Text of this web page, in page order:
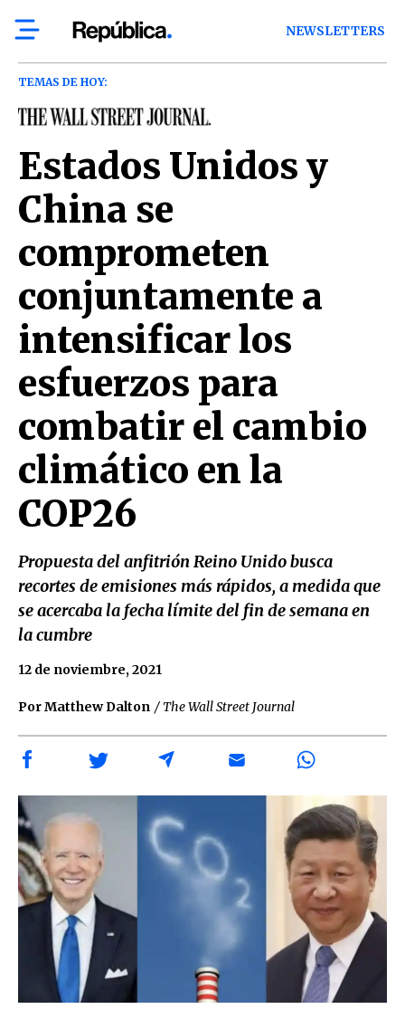
NEWSLETTERS
TEMAS DE HOY:
Estados Unidos y
China se
comprometen
conjuntamente a
intensificar los
esfuerzos para
combatir el cambio
climático en la
COP26
Propuesta del anfitrión Reino Unido busca
recortes de emisiones más rápidos, a medida que
se acercaba la fecha límite del fin de semana en
la cumbre
Por Matthew Dalton / The Wall Street Journal
12 de noviembre, 2021